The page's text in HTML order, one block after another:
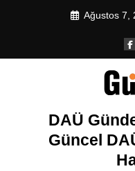
Ağustos 7,
DAÜ
Güncel